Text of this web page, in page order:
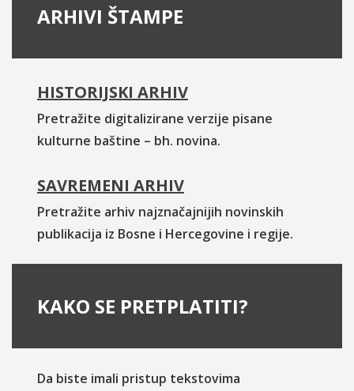
ARHIVI ŠTAMPE
HISTORIJSKI ARHIV
Pretražite digitalizirane verzije pisane
kulturne baštine – bh. novina.
SAVREMENI ARHIV
Pretražite arhiv najznačajnijih novinskih
publikacija iz Bosne i Hercegovine i regije.
KAKO SE PRETPLATITI?
Da biste imali pristup tekstovima